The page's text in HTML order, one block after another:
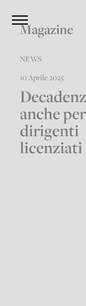
Magazine
NEWS
10 Aprile 2025
anche
dirigenti
licenziati